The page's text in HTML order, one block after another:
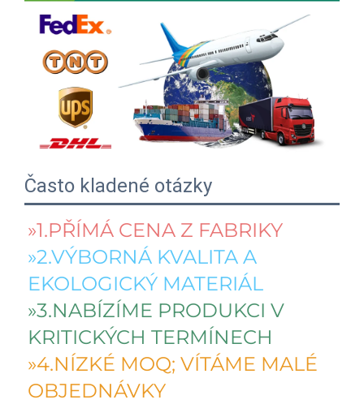
Často kladené otázky
»1.PŘÍMÁ CENA Z FABRIKY
»2.VÝBORNÁ KVALITA A
EKOLOGICKÝ MATERIÁL
»3.NABÍZÍME PRODUKCI V
KRITICKÝCH TERMÍNECH
»4.NÍZKÉ MOQ; VÍTÁME MALÉ
OBJEDNÁVKY